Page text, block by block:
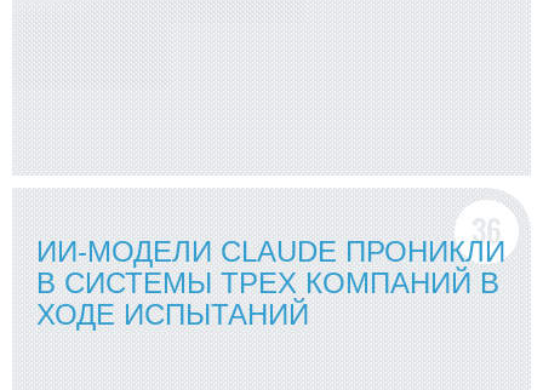
ИИ-МОДЕЛИ CLAUDE ПРОНИКЛИ
В СИСТЕМЫ ТРЕХ КОМПАНИЙ В
ХОДЕ ИСПЫТАНИЙ